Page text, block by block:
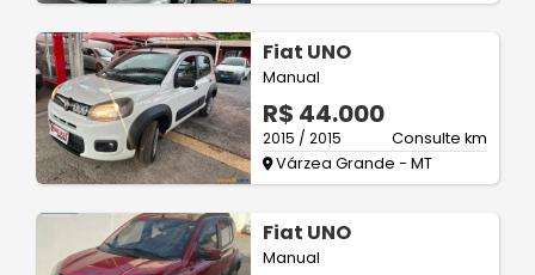
Fiat UNO
Manual
R$ 44.000
2015 / 2015
Consulte km
Várzea Grande - MT
Fiat UNO
Manual